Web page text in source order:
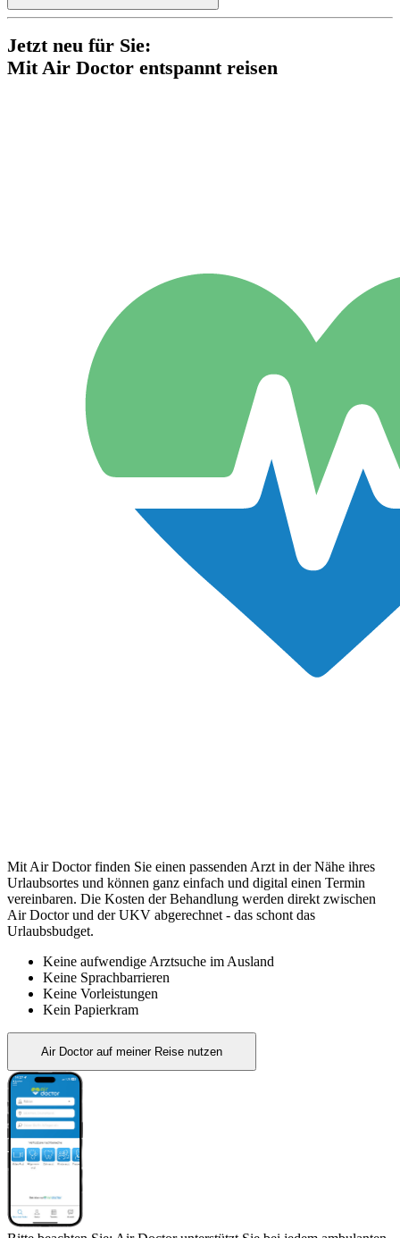
Jetzt neu für Sie:
Mit Air Doctor entspannt reisen
Mit Air Doctor finden Sie einen passenden Arzt in der Nähe ihres
Urlaubsortes und können ganz einfach und digital einen Termin
vereinbaren. Die Kosten der Behandlung werden direkt zwischen
Air Doctor und der UKV abgerechnet - das schont das
Urlaubsbudget.
Keine aufwendige Arztsuche im Ausland
Keine Sprachbarrieren
Keine Vorleistungen
Kein Papierkram
Air Doctor auf meiner Reise nutzen